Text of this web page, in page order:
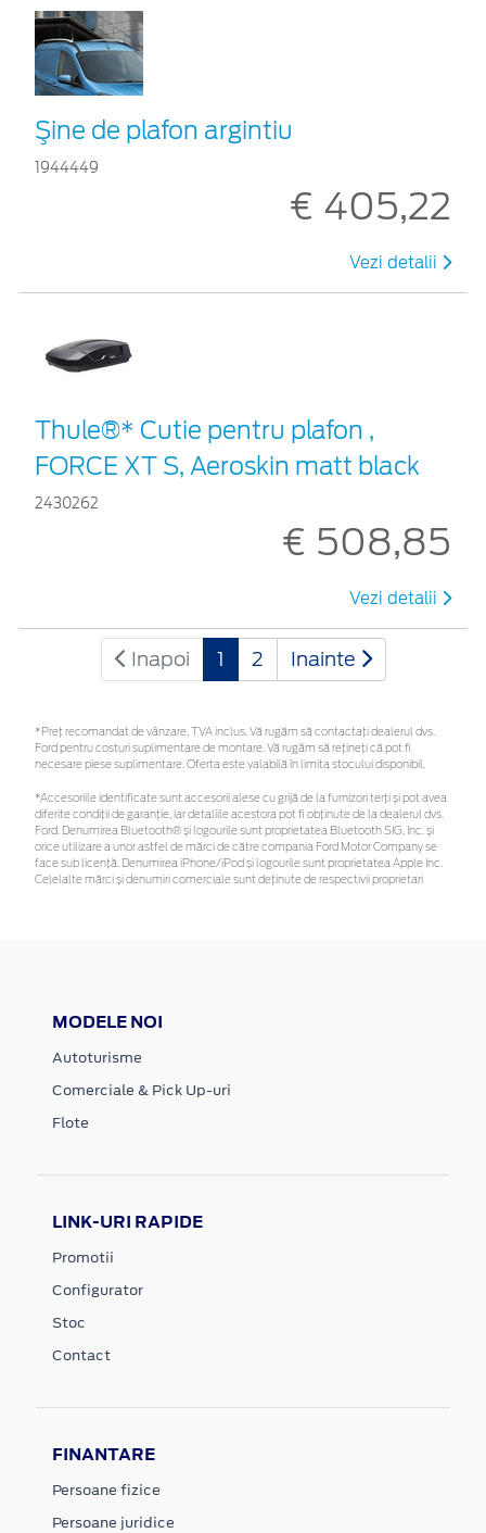
Şine de plafon argintiu
1944449
€ 405,22
Vezi detalii
Thule®* Cutie pentru plafon ,
FORCE XT S, Aeroskin matt black
2430262
€ 508,85
Vezi detalii
Inapoi 1 2 Inainte
*Preţ recomandat de vânzare, TVA inclus. Vă rugăm să contactaţi dealerul dvs.
Ford pentru costuri suplimentare de montare. Vă rugăm să rețineți că pot fi
necesare piese suplimentare. Oferta este valabilă în limita stocului disponibil.
*Accesoriile identificate sunt accesorii alese cu grijă de la furnizori terți și pot avea
diferite condiții de garanție, iar detaliile acestora pot fi obținute de la dealerul dvs.
Ford. Denumirea Bluetooth® și logourile sunt proprietatea Bluetooth SIG, Inc. și
orice utilizare a unor astfel de mărci de către compania Ford Motor Company se
face sub licență. Denumirea iPhone/iPod și logourile sunt proprietatea Apple Inc.
Celelalte mărci și denumiri comerciale sunt deținute de respectivii proprietari
MODELE NOI
Autoturisme
Comerciale & Pick Up-uri
Flote
LINK-URI RAPIDE
Promotii
Configurator
Stoc
Contact
FINANTARE
Persoane fizice
Persoane juridice